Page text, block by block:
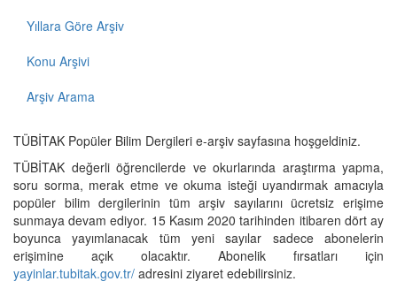
Yıllara Göre Arşiv
Konu Arşivi
Arşiv Arama
TÜBİTAK Popüler Bilim Dergileri e-arşiv sayfasına hoşgeldiniz.
TÜBİTAK değerli öğrencilerde ve okurlarında araştırma yapma,
soru sorma, merak etme ve okuma isteği uyandırmak amacıyla
popüler bilim dergilerinin tüm arşiv sayılarını ücretsiz erişime
sunmaya devam ediyor. 15 Kasım 2020 tarihinden itibaren dört ay
boyunca yayımlanacak tüm yeni sayılar sadece abonelerin
erişimine açık olacaktır. Abonelik fırsatları için
yayinlar.tubitak.gov.tr/ adresini ziyaret edebilirsiniz.